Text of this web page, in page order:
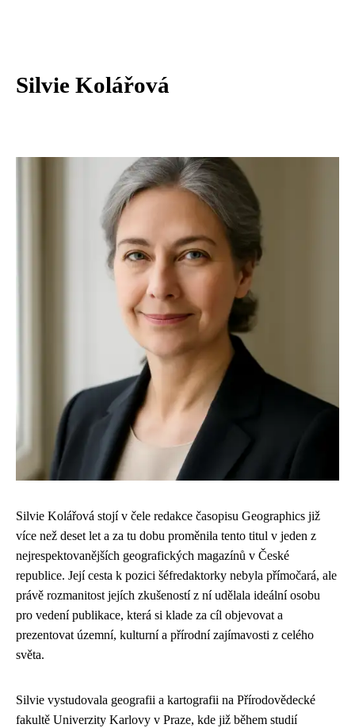
Silvie Kolářová
Silvie Kolářová stojí v čele redakce časopisu Geographics již
více než deset let a za tu dobu proměnila tento titul v jeden z
nejrespektovanějších geografických magazínů v České
republice. Její cesta k pozici šéfredaktorky nebyla přímočará, ale
právě rozmanitost jejích zkušeností z ní udělala ideální osobu
pro vedení publikace, která si klade za cíl objevovat a
prezentovat územní, kulturní a přírodní zajímavosti z celého
světa.
Silvie vystudovala geografii a kartografii na Přírodovědecké
fakultě Univerzity Karlovy v Praze, kde již během studií